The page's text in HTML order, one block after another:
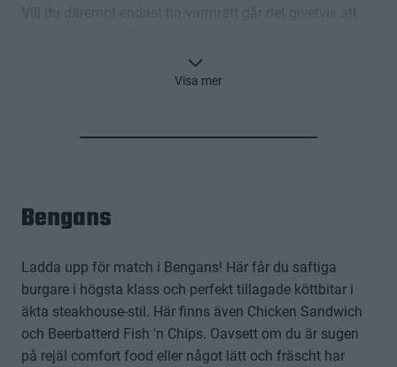
pris som endast innehåller maten. En perfekt upplevelse
för den mat- och hockeyintresserade.
ARENARESTAURANGEN
Visa mer
Bengans
Ladda upp för match i Bengans! Här får du saftiga
burgare i högsta klass och perfekt tillagade köttbitar i
äkta steakhouse-stil. Här finns även Chicken Sandwich
och Beerbatterd Fish 'n Chips. Oavsett om du är sugen
på rejäl comfort food eller något lätt och fräscht har